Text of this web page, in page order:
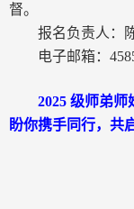
督。
报名负责人：
电子邮箱：
2025级师弟师
盼你携手同行，共